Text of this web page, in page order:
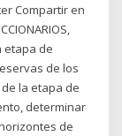
Compartir en
etapa de
de los
la etapa de
determinar
de